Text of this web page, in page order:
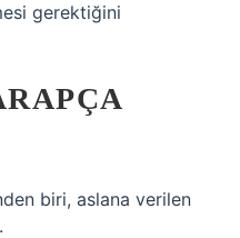
gerektiğini
biri, aslana verilen